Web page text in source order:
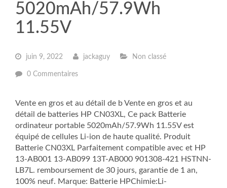
5020mAh/57.9Wh
11.55V
juin 9, 2022 jackaguy Non classé
0 Commentaires
Vente en gros et au détail de b Vente en gros et au
détail de batteries HP CN03XL, Ce pack Batterie
ordinateur portable 5020mAh/57.9Wh 11.55V est
équipé de cellules Li-ion de haute qualité. Produit
Batterie CN03XL Parfaitement compatible avec et HP
13-AB001 13-AB099 13T-AB000 901308-421 HSTNN-
LB7L. remboursement de 30 jours, garantie de 1 an,
100% neuf. Marque: Batterie HPChimie:Li-